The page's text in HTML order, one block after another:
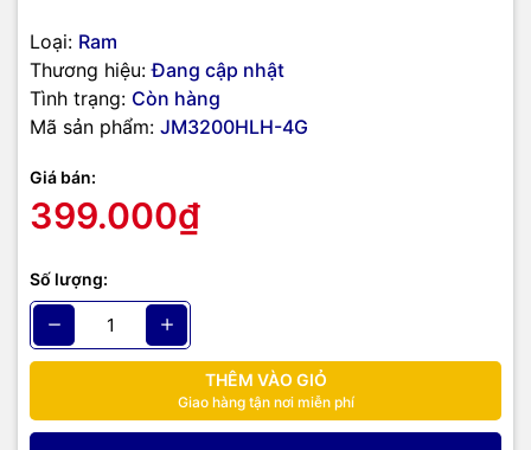
Loại: Ram
Thương hiệu: Đang cập nhật
Tình trạng: Còn hàng
Mã sản phẩm: JM3200HLH-4G
Giá bán:
399.000₫
Số lượng:
THÊM VÀO GIỎ
Giao hàng tận nơi miễn phí
hãng, giá tốt, dịch vụ chuyên nghiệp
doanh nghiệp cũng như gia đình và cá nhân.